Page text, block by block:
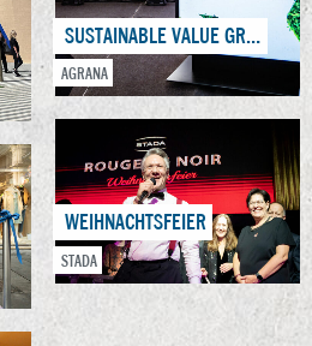
SUSTAINABLE VALUE GROWTH EVENT
AGRANA
WEIHNACHTSFEIER
STADA